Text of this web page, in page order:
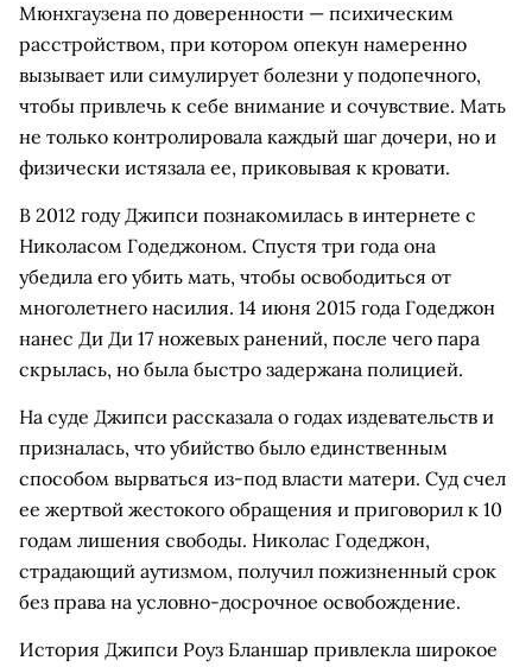
Мюнхгаузена по доверенности — психическим
расстройством, при котором опекун намеренно
вызывает или симулирует болезни у подопечного,
чтобы привлечь к себе внимание и сочувствие. Мать
не только контролировала каждый шаг дочери, но и
физически истязала ее, приковывая к кровати.
В 2012 году Джипси познакомилась в интернете с
Николасом Годеджоном. Спустя три года она
убедила его убить мать, чтобы освободиться от
многолетнего насилия. 14 июня 2015 года Годеджон
нанес Ди Ди 17 ножевых ранений, после чего пара
скрылась, но была быстро задержана полицией.
На суде Джипси рассказала о годах издевательств и
призналась, что убийство было единственным
способом вырваться из-под власти матери. Суд счел
ее жертвой жестокого обращения и приговорил к 10
годам лишения свободы. Николас Годеджон,
страдающий аутизмом, получил пожизненный срок
без права на условно-досрочное освобождение.
История Джипси Роуз Бланшар привлекла широкое